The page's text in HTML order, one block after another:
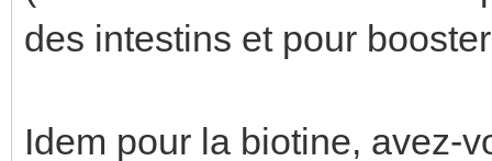
des intestins et pour
Idem pour la biotine, avez-